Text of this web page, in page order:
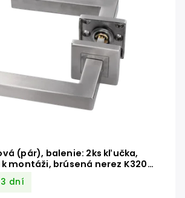
(pár), balenie: 2ks kľučka,
montáži, brúsená nerez K320
dní